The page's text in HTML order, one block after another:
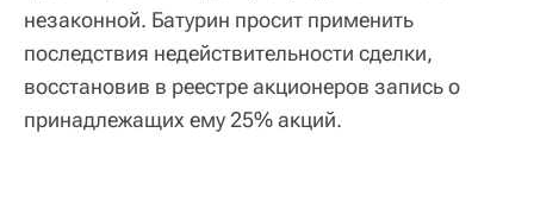
незаконной. Батурин просит применить
последствия недействительности сделки,
восстановив в реестре акционеров запись о
принадлежащих ему 25% акций.